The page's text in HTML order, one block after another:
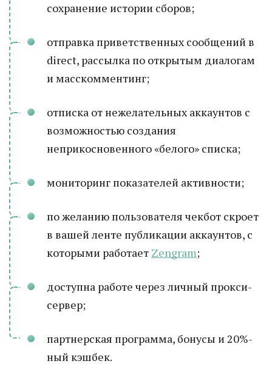
сохранение истории сборов;
отправка приветственных сообщений в
direct, рассылка по открытым диалогам
и масскомментинг;
отписка от нежелательных аккаунтов с
возможностью создания
неприкосновенного «белого» списка;
мониторинг показателей активности;
по желанию пользователя чекбот скроет
в вашей ленте публикации аккаунтов, с
которыми работает Zengram;
доступна работе через личный прокси-
сервер;
партнерская программа, бонусы и 20%-
ный кэшбек.